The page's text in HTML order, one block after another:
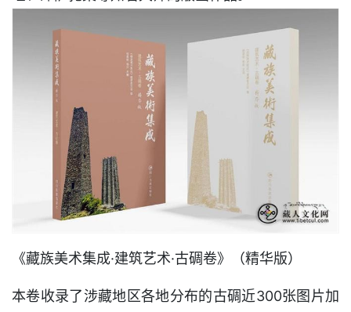
《藏族美术集成·建筑艺术·古碉卷》（精华版）
本卷收录了涉藏地区各地分布的古碉近300张图片加